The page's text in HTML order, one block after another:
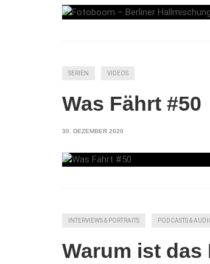
SERIEN VIDEOS
Was Fährt #50
30. DEZEMBER 2020
INTERVIEWS & PORTRAITS PODCASTS &
Warum ist das